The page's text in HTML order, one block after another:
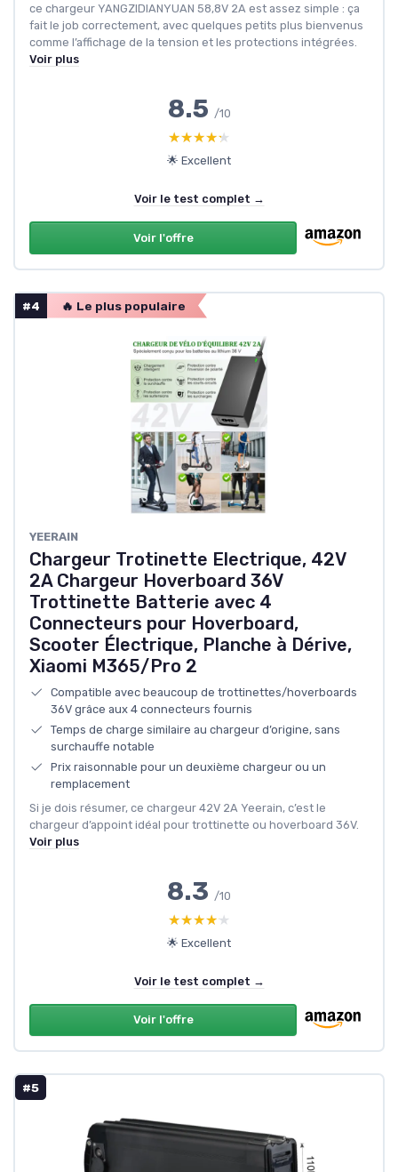
ce chargeur YANGZIDIANYUAN 58,8V 2A est assez simple : ça
fait le job correctement, avec quelques petits plus bienvenus
comme l’affichage de la tension et les protections intégrées.
Voir plus
8.5 /10
★★★★★
★★★★★
🌟 Excellent
Voir le test complet →
Voir l'offre
#4 🔥 Le plus populaire
YEERAIN
Chargeur Trotinette Electrique, 42V
2A Chargeur Hoverboard 36V
Trottinette Batterie avec 4
Connecteurs pour Hoverboard,
Scooter Électrique, Planche à Dérive,
Xiaomi M365/Pro 2
Compatible avec beaucoup de trottinettes/hoverboards
36V grâce aux 4 connecteurs fournis
Temps de charge similaire au chargeur d’origine, sans
surchauffe notable
Prix raisonnable pour un deuxième chargeur ou un
remplacement
Si je dois résumer, ce chargeur 42V 2A Yeerain, c’est le
chargeur d’appoint idéal pour trottinette ou hoverboard 36V.
Voir plus
8.3 /10
★★★★★
★★★★★
🌟 Excellent
Voir le test complet →
Voir l'offre
#5